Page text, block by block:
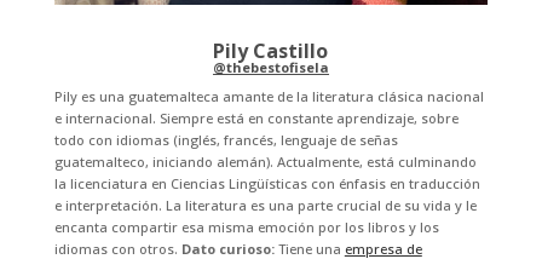
Pily Castillo
@thebestofisela
Pily es una guatemalteca amante de la literatura clásica nacional
e internacional. Siempre está en constante aprendizaje, sobre
todo con idiomas (inglés, francés, lenguaje de señas
guatemalteco, iniciando alemán). Actualmente, está culminando
la licenciatura en Ciencias Lingüísticas con énfasis en traducción
e interpretación. La literatura es una parte crucial de su vida y le
encanta compartir esa misma emoción por los libros y los
idiomas con otros. Dato curioso:Tiene una empresa de